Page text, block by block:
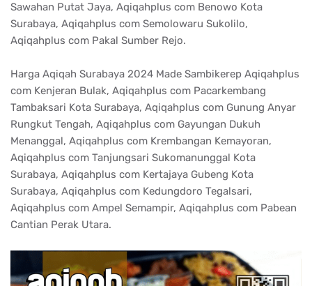
Sawahan Putat Jaya, Aqiqahplus com Benowo Kota
Surabaya, Aqiqahplus com Semolowaru Sukolilo,
Aqiqahplus com Pakal Sumber Rejo.
Harga Aqiqah Surabaya 2024 Made Sambikerep Aqiqahplus
com Kenjeran Bulak, Aqiqahplus com Pacarkembang
Tambaksari Kota Surabaya, Aqiqahplus com Gunung Anyar
Rungkut Tengah, Aqiqahplus com Gayungan Dukuh
Menanggal, Aqiqahplus com Krembangan Kemayoran,
Aqiqahplus com Tanjungsari Sukomanunggal Kota
Surabaya, Aqiqahplus com Kertajaya Gubeng Kota
Surabaya, Aqiqahplus com Kedungdoro Tegalsari,
Aqiqahplus com Ampel Semampir, Aqiqahplus com Pabean
Cantian Perak Utara.